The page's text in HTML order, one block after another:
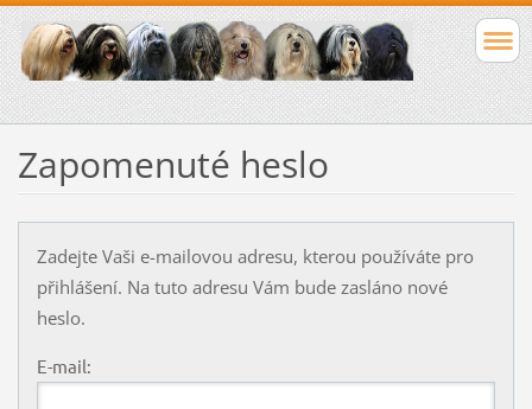
Zapomenuté heslo
Zadejte Vaši e-mailovou adresu, kterou používáte pro
přihlášení. Na tuto adresu Vám bude zasláno nové
heslo.
E-mail: